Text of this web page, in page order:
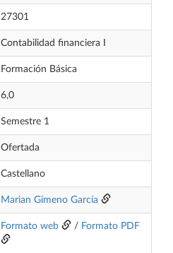
27301
Contabilidad financiera I
Formación Básica
6,0
Semestre 1
Ofertada
Castellano
Marian Gimeno García
Formato web / Formato PDF